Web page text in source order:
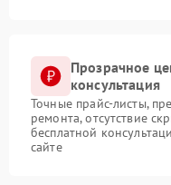
Прозрачное
консультация
Точные прайс-листы,
ремонта, отсутствие
бесплатной
сайте